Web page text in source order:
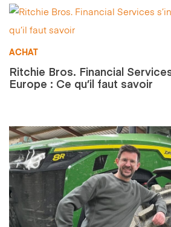
ACHAT
Ritchie Bros. Financial
Europe : Ce qu’il faut savoir